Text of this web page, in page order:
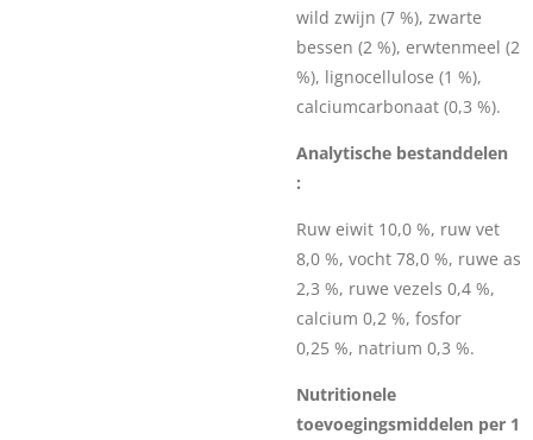
wild zwijn (7 %), zwarte
bessen (2 %), erwtenmeel (2
%), lignocellulose (1 %),
calciumcarbonaat (0,3 %).
Analytische bestanddelen
:
Ruw eiwit 10,0 %, ruw vet
8,0 %, vocht 78,0 %, ruwe as
2,3 %, ruwe vezels 0,4 %,
calcium 0,2 %, fosfor
0,25 %, natrium 0,3 %.
Nutritionele
toevoegingsmiddelen per 1